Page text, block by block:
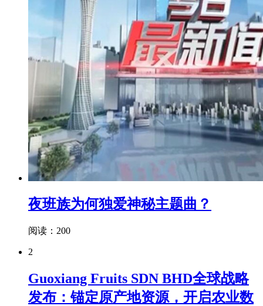
夜班族为何独爱神秘主题曲？
阅读：200
2
Guoxiang Fruits SDN BHD全球战略
发布：锚定原产地资源，开启农业数